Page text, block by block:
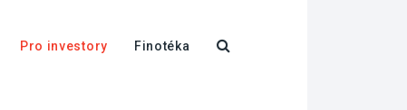
Pro investory Finotéka